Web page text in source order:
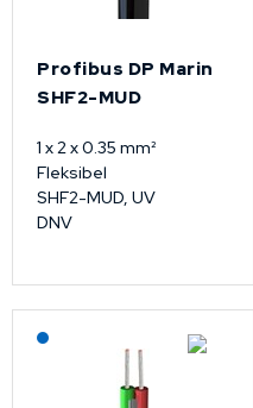
Profibus DP Marin
SHF2-MUD
1 x 2 x 0.35 mm²
Fleksibel
SHF2-MUD, UV
DNV
Lagerført: NEK Kabel